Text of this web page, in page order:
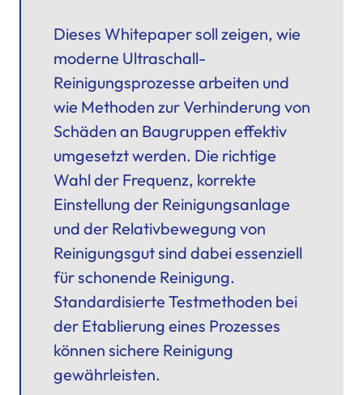
Dieses Whitepaper soll zeigen, wie
moderne Ultraschall-
Reinigungsprozesse arbeiten und
wie Methoden zur Verhinderung von
Schäden an Baugruppen effektiv
umgesetzt werden. Die richtige
Wahl der Frequenz, korrekte
Einstellung der Reinigungsanlage
und der Relativbewegung von
Reinigungsgut sind dabei essenziell
für schonende Reinigung.
Standardisierte Testmethoden bei
der Etablierung eines Prozesses
können sichere Reinigung
gewährleisten.